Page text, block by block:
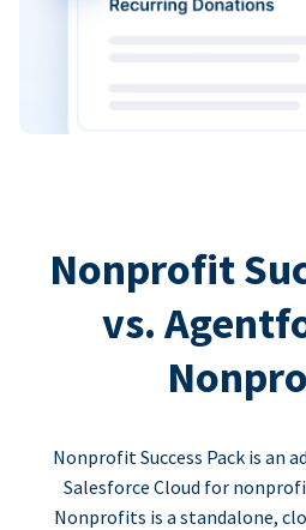
Nonprofit
vs.
Nonprofit Success Pack is an
Salesforce Cloud for
Nonprofits is a standalone,